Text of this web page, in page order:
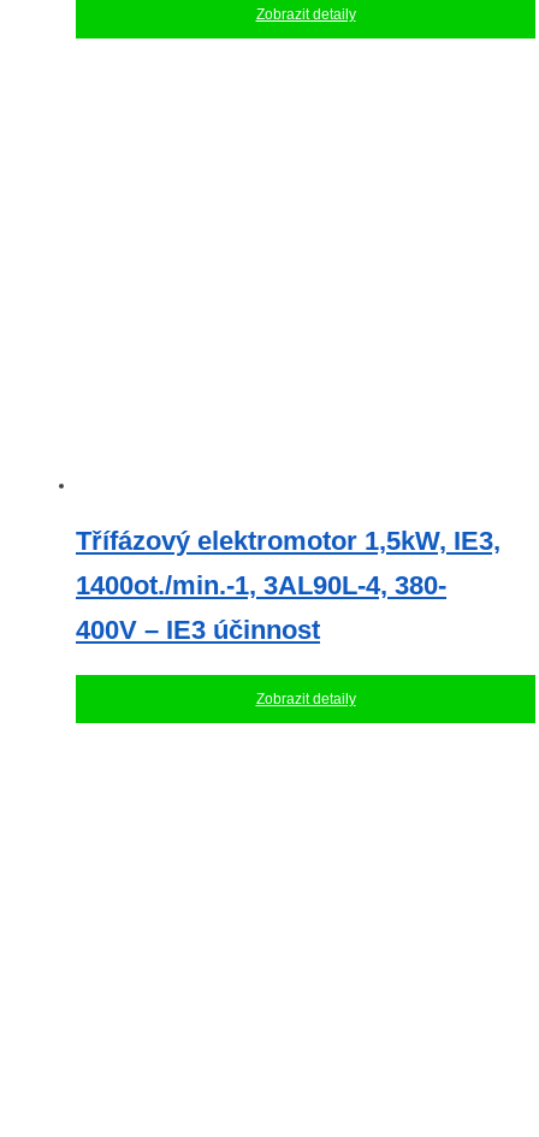
Zobrazit detaily
Třífázový elektromotor 1,5kW, IE3,
1400ot./min.-1, 3AL90L-4, 380-
400V – IE3 účinnost
Zobrazit detaily